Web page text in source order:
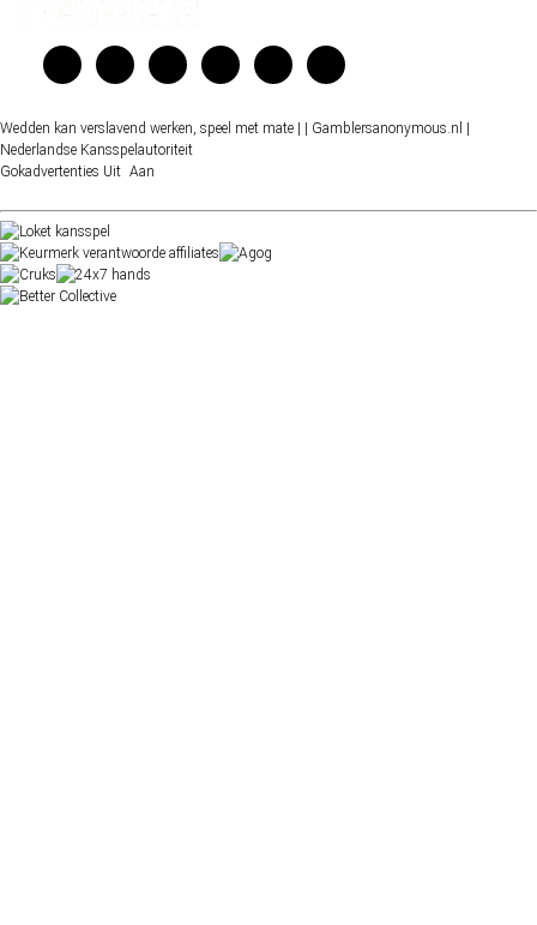
Wedden kan verslavend werken, speel met mate | | Gamblersanonymous.nl |
Nederlandse Kansspelautoriteit
Gokadvertenties Uit Aan